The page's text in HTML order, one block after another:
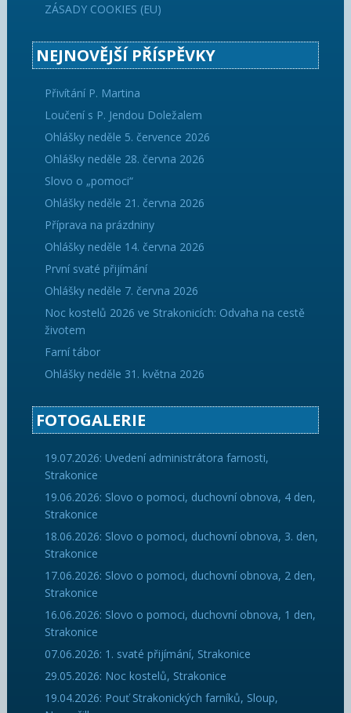
ZÁSADY COOKIES (EU)
NEJNOVĚJŠÍ PŘÍSPĚVKY
Přivítání P. Martina
Loučení s P. Jendou Doležalem
Ohlášky neděle 5. července 2026
Ohlášky neděle 28. června 2026
Slovo o „pomoci“
Ohlášky neděle 21. června 2026
Příprava na prázdniny
Ohlášky neděle 14. června 2026
První svaté přijímání
Ohlášky neděle 7. června 2026
Noc kostelů 2026 ve Strakonicích: Odvaha na cestě
životem
Farní tábor
Ohlášky neděle 31. května 2026
FOTOGALERIE
19.07.2026: Uvedení administrátora farnosti,
Strakonice
19.06.2026: Slovo o pomoci, duchovní obnova, 4 den,
Strakonice
18.06.2026: Slovo o pomoci, duchovní obnova, 3. den,
Strakonice
17.06.2026: Slovo o pomoci, duchovní obnova, 2 den,
Strakonice
16.06.2026: Slovo o pomoci, duchovní obnova, 1 den,
Strakonice
07.06.2026: 1. svaté přijímání, Strakonice
29.05.2026: Noc kostelů, Strakonice
19.04.2026: Pouť Strakonických farníků, Sloup,